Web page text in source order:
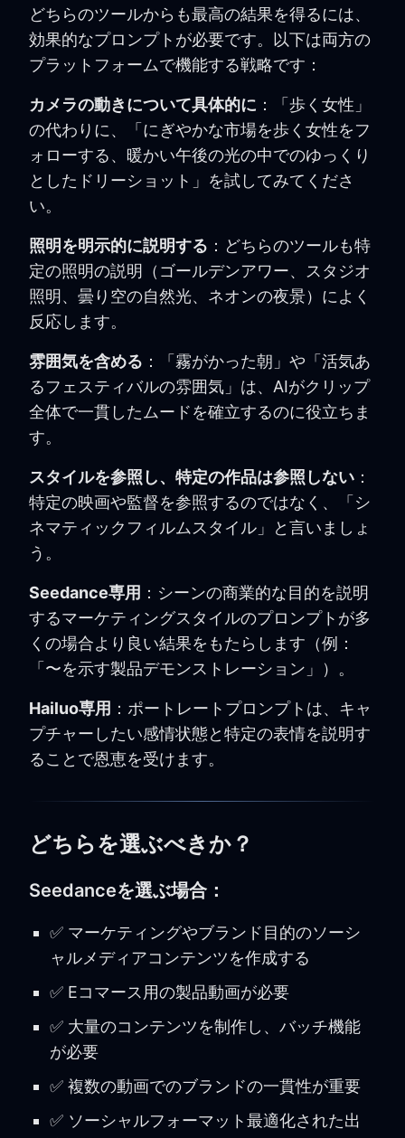
どちらのツールからも最高の結果を得るには、
効果的なプロンプトが必要です。以下は両方の
プラットフォームで機能する戦略です：
カメラの動きについて具体的に ：「歩く女性」
の代わりに、「にぎやかな市場を歩く女性をフ
ォローする、暖かい午後の光の中でのゆっくり
としたドリーショット」を試してみてくださ
い。
照明を明示的に説明する ：どちらのツールも特
定の照明の説明（ゴールデンアワー、スタジオ
照明、曇り空の自然光、ネオンの夜景）によく
反応します。
雰囲気を含める ：「霧がかった朝」や「活気あ
るフェスティバルの雰囲気」は、AIがクリップ
全体で一貫したムードを確立するのに役立ちま
す。
スタイルを参照し、特定の作品は参照しない ：
特定の映画や監督を参照するのではなく、「シ
ネマティックフィルムスタイル」と言いましょ
う。
Seedance専用 ：シーンの商業的な目的を説明
するマーケティングスタイルのプロンプトが多
くの場合より良い結果をもたらします（例：
「〜を示す製品デモンストレーション」）。
Hailuo専用 ：ポートレートプロンプトは、キャ
プチャーしたい感情状態と特定の表情を説明す
ることで恩恵を受けます。
どちらを選ぶべきか？
Seedanceを選ぶ場合：
✅ マーケティングやブランド目的のソーシ
ャルメディアコンテンツを作成する
✅ Eコマース用の製品動画が必要
✅ 大量のコンテンツを制作し、バッチ機能
が必要
✅ 複数の動画でのブランドの一貫性が重要
✅ ソーシャルフォーマット最適化された出